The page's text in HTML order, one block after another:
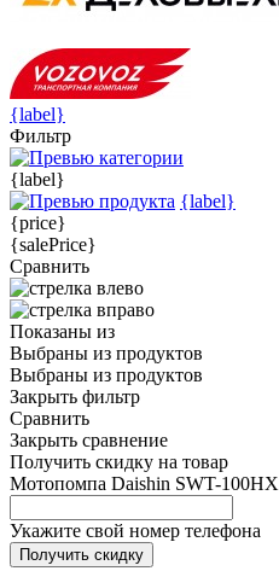
{label}
Фильтр
{label}
{label}
{price}
{salePrice}
Сравнить
Показаны из
Выбраны из продуктов
Выбраны из продуктов
Закрыть фильтр
Сравнить
Закрыть сравнение
Получить скидку на товар
Мотопомпа Daishin SWT-100HX
Укажите свой номер телефона
Получить скидку